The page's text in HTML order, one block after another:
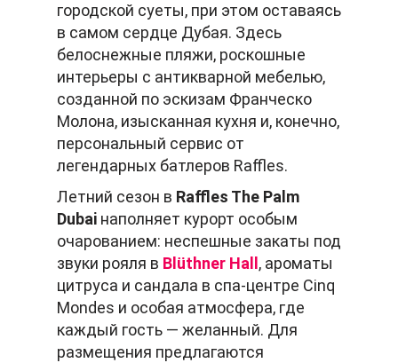
городской суеты, при этом оставаясь
в самом сердце Дубая. Здесь
белоснежные пляжи, роскошные
интерьеры с антикварной мебелью,
созданной по эскизам Франческо
Молона, изысканная кухня и, конечно,
персональный сервис от
легендарных батлеров Raffles.
Летний сезон в Raffles The Palm
Dubai наполняет курорт особым
очарованием: неспешные закаты под
звуки рояля в Blüthner Hall , ароматы
цитруса и сандала в спа-центре Cinq
Mondes и особая атмосфера, где
каждый гость — желанный. Для
размещения предлагаются